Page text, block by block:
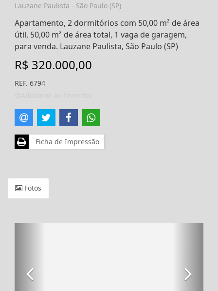
Lauzane Paulista - São Paulo (SP)
Apartamento, 2 dormitórios com 50,00 m² de área
útil, 50,00 m² de área total, 1 vaga de garagem,
para venda. Lauzane Paulista, São Paulo (SP)
R$ 320.000,00
REF. 6794
Ficha de Impressão
Fotos